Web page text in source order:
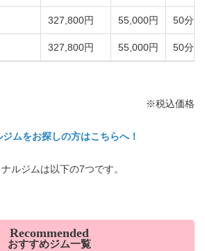
327,800円 55,000円 50分
327,800円 55,000円 50分
※税込価格
ムをお探しの方はこちらへ！
ルジムは以下の7つです。
Recommended
おすすめジム一覧